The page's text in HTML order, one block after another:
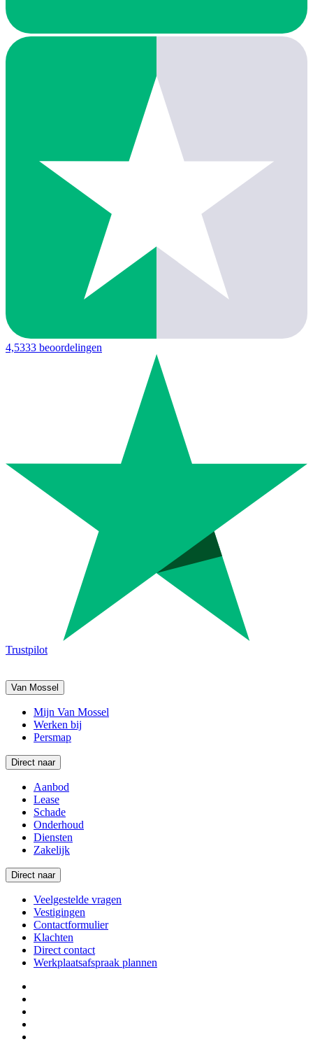
4,5333 beoordelingen
Trustpilot
Van Mossel
Mijn Van Mossel
Werken bij
Persmap
Direct naar
Aanbod
Lease
Schade
Onderhoud
Diensten
Zakelijk
Direct naar
Veelgestelde vragen
Vestigingen
Contactformulier
Klachten
Direct contact
Werkplaatsafspraak plannen